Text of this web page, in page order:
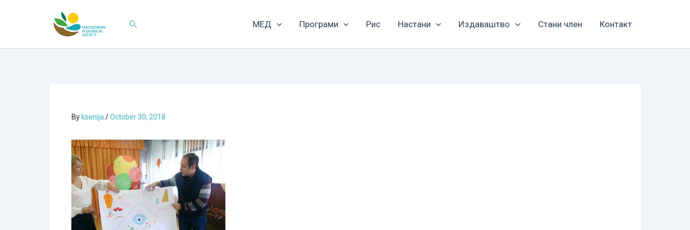
Search МЕД Програми Рис Настани Издаваштво Стани член Контакт
By ksenija/October 30, 2018